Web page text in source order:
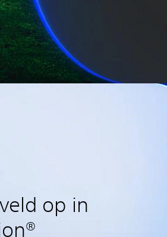
op in